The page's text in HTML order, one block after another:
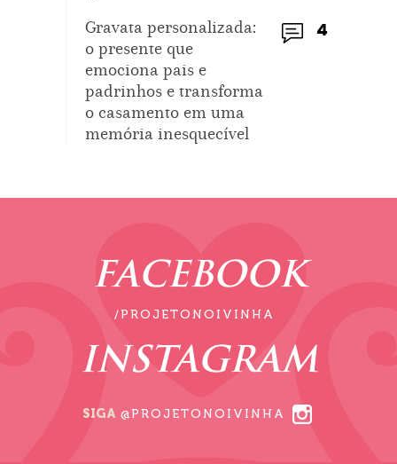
4
Gravata personalizada:
o presente que
emociona pais e
padrinhos e transforma
o casamento em uma
memória inesquecível
FACEBOOK
/PROJETONOIVINHA
INSTAGRAM
SIGA @PROJETONOIVINHA